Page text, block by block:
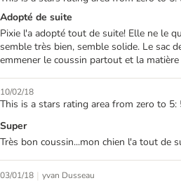
Adopté de suite
Pixie l'a adopté tout de suite! Elle ne le
semble très bien, semble solide. Le sac
emmener le coussin partout et la
10/02/18
This is a stars rating area from zero to 5:
Super
Très bon coussin...mon chien l'a tout de
03/01/18 | yvan Dusseau